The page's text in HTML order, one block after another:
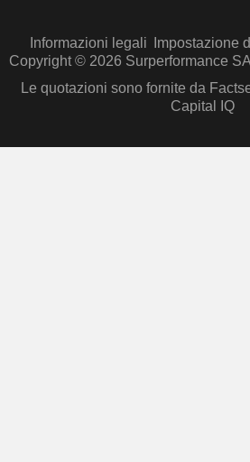
Informazioni legali Impostazione
Copyright © 2026 Surperformance
Le quotazioni sono fornite da
Capital IQ